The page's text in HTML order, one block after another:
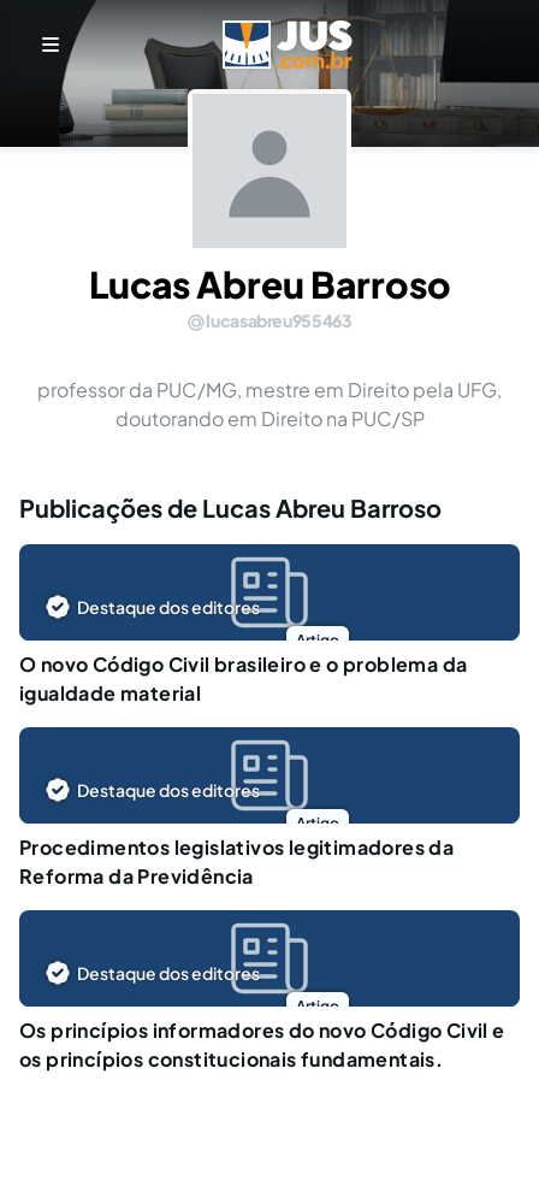
Lucas Abreu Barroso
lucasabreu955463
professor da PUC/MG, mestre em Direito pela UFG,
doutorando em Direito na PUC/SP
Publicações de Lucas Abreu Barroso
Artigo
Destaque dos editores
O novo Código Civil brasileiro e o problema da
igualdade material
Artigo
Destaque dos editores
Procedimentos legislativos legitimadores da
Reforma da Previdência
Artigo
Destaque dos editores
Os princípios informadores do novo Código Civil e
os princípios constitucionais fundamentais.